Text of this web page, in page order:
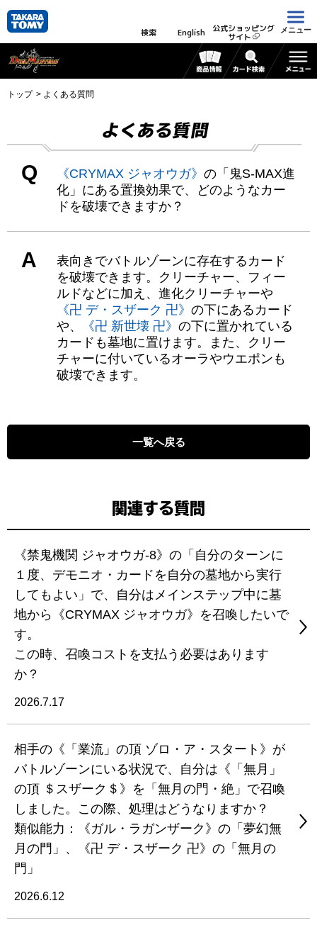
検索 English 公式ショッピング
サイト
メニュー
トップ よくある質問
よくある質問
Q 《CRYMAX ジャオウガ》 の「鬼S-MAX進
化」にある置換効果で、どのようなカー
ドを破壊できますか？
A
表向きでバトルゾーンに存在するカード
を破壊できます。クリーチャー、フィー
ルドなどに加え、進化クリーチャーや
《卍 デ・スザーク 卍》 の下にあるカード
や、
《卍 新世壊 卍》 の下に置かれている
カードも墓地に置けます。また、クリー
チャーに付いているオーラやウエポンも
破壊できます。
一覧へ戻る
関連する質問
《禁鬼機関 ジャオウガ-8》の「自分のターンに
１度、デモニオ・カードを自分の墓地から実行
してもよい」で、自分はメインステップ中に墓
地から《CRYMAX ジャオウガ》を召喚したいで
す。
この時、召喚コストを支払う必要はあります
か？
2026.7.17
相手の《「業流」の頂 ゾロ・ア・スタート》が
バトルゾーンにいる状況で、自分は《「無月」
の頂 ＄スザーク＄》を「無月の門・絶」で召喚
しました。この際、処理はどうなりますか？
類似能力：《ガル・ラガンザーク》の「夢幻無
月の門」、《卍 デ・スザーク 卍》の「無月の
門」
2026.6.12